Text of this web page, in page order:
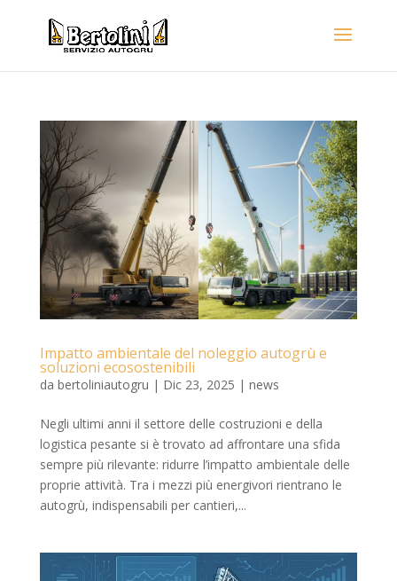
Impatto ambientale del noleggio autogrù e
soluzioni ecosostenibili
da bertoliniautogru | Dic 23, 2025 | news
Negli ultimi anni il settore delle costruzioni e della
logistica pesante si è trovato ad affrontare una sfida
sempre più rilevante: ridurre l’impatto ambientale delle
proprie attività. Tra i mezzi più energivori rientrano le
autogrù, indispensabili per cantieri,...